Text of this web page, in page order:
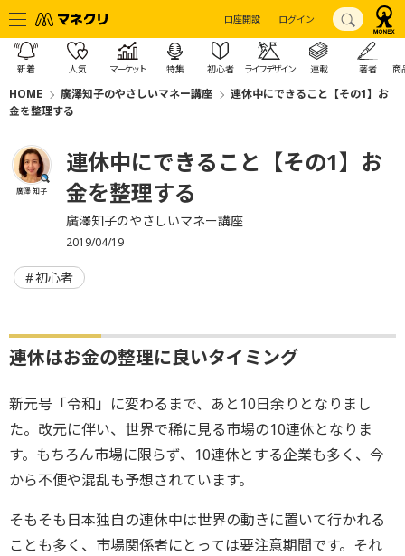
口座開設 ログイン
新着 人気 マーケット 特集 初心者 ライフデザイン 連載 著者 商
HOME 廣澤知子のやさしいマネー講座
連休中にできること【その1】お
金を整理する
廣澤 知子
連休中にできること【その1】お
金を整理する
廣澤知子のやさしいマネー講座
2019/04/19
初心者
連休はお金の整理に良いタイミング
新元号「令和」に変わるまで、あと10日余りとなりまし
た。改元に伴い、世界で稀に見る市場の10連休となりま
す。もちろん市場に限らず、10連休とする企業も多く、今
から不便や混乱も予想されています。
そもそも日本独自の連休中は世界の動きに置いて行かれる
ことも多く、市場関係者にとっては要注意期間です。それ